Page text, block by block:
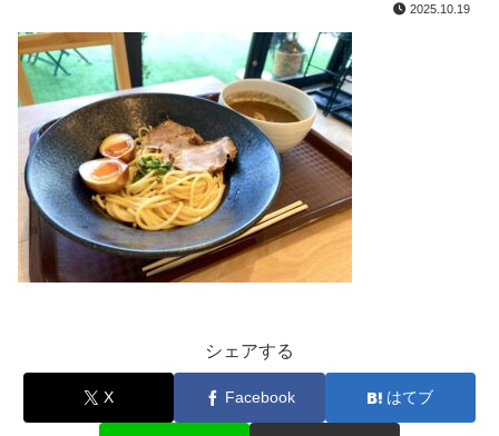
2025.10.19
シェアする
X Facebook はてブ